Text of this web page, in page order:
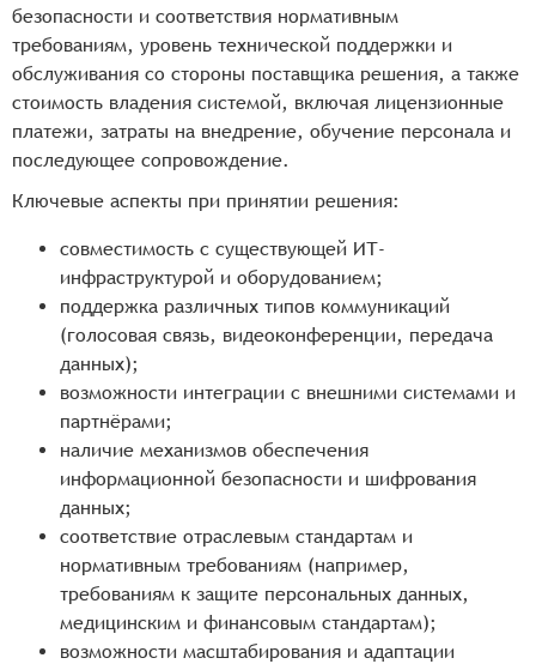
безопасности и соответствия нормативным
требованиям, уровень технической поддержки и
обслуживания со стороны поставщика решения, а также
стоимость владения системой, включая лицензионные
платежи, затраты на внедрение, обучение персонала и
последующее сопровождение.
Ключевые аспекты при принятии решения:
совместимость с существующей ИТ-
инфраструктурой и оборудованием;
поддержка различных типов коммуникаций
(голосовая связь, видеоконференции, передача
данных);
возможности интеграции с внешними системами и
партнёрами;
наличие механизмов обеспечения
информационной безопасности и шифрования
данных;
соответствие отраслевым стандартам и
нормативным требованиям (например,
требованиям к защите персональных данных,
медицинским и финансовым стандартам);
возможности масштабирования и адаптации